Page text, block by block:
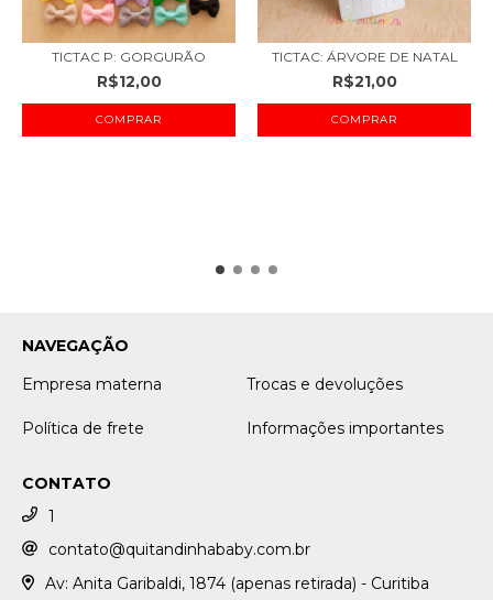
TICTAC P: GORGURÃO
R$12,00
COMPRAR
TICTAC: ÁRVORE DE NATAL
R$21,00
NAVEGAÇÃO
Empresa materna
Trocas e devoluções
Política de frete Informações importantes
CONTATO
1
contato@quitandinhababy.com.br
Av: Anita Garibaldi, 1874 (apenas retirada) - Curitiba